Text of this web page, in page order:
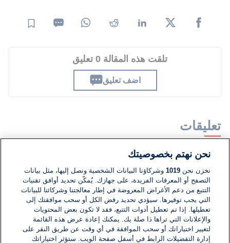
تلقت هذه المقالة 0 تعليق
اضف تعليق
تعليقات
لا توجد تعليقات مكتوبة حتى الآن. كن الأول!
اكتب تعليقًا جديدًا ...
نحن نهتم بخصوصيتك
نخزن نحن1019 وشركاؤنا البيانات الشخصية ونصل إليها، مثل بيانات
التصفح أو المعرفات الفريدة، على جهازك. يُمكّن تحديد أوافق تقنيات
التتبع من دعم الأغراض المعروضة في إطار معالجتنا وشركائنا للبيانات
التي يجب توفيرها. سيؤدي تحديد رفض الكل أو سحب موافقتك إلى
تعطيلها. إذا تم تعطيل أدوات التتبع، فقد لا تكون بعض المحتويات
والإعلانات التي تراها ذا صلة بك. يمكنك إعادة عرض هذه القائمة
لتغيير اختياراتك أو سحب الموافقة في أي وقت عن طريق النقر على
إدارة التفضيلات الرابط في أسفل صفحة الويب. ستؤثر اختياراتك